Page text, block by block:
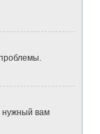
нужный вам